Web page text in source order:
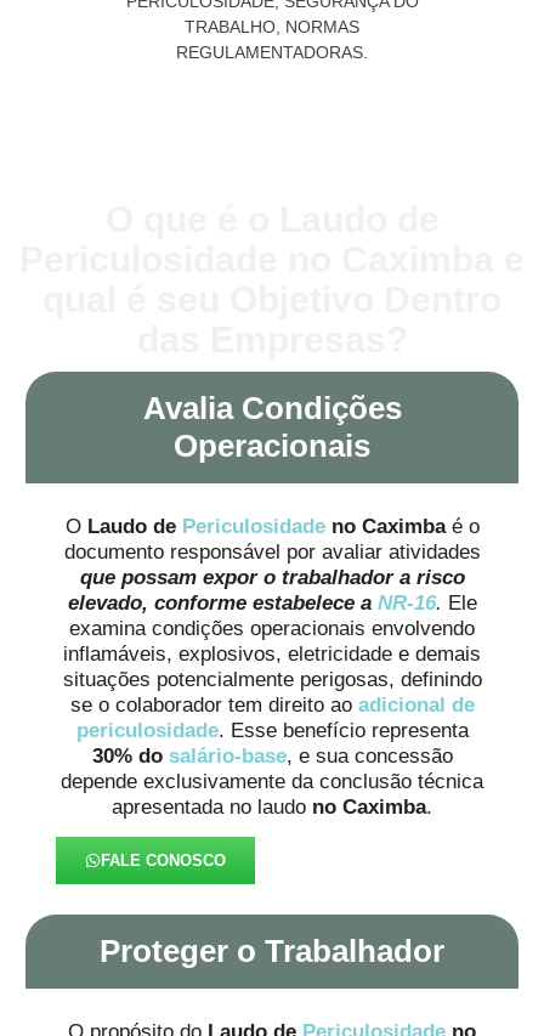
Avalia Condições
Operacionais
O Laudo de Periculosidadeno Caximbaé o
documento responsável por avaliar atividades
que possam expor o trabalhador a risco
elevado, conforme estabelece a NR-16. Ele
examina condições operacionais envolvendo
inflamáveis, explosivos, eletricidade e demais
situações potencialmente perigosas, definindo
se o colaborador tem direito ao adicional de
periculosidade. Esse benefício representa
30% do salário-base, e sua concessão
depende exclusivamente da conclusão técnica
apresentada no laudo no Caximba.
FALE CONOSCO
Proteger o Trabalhador